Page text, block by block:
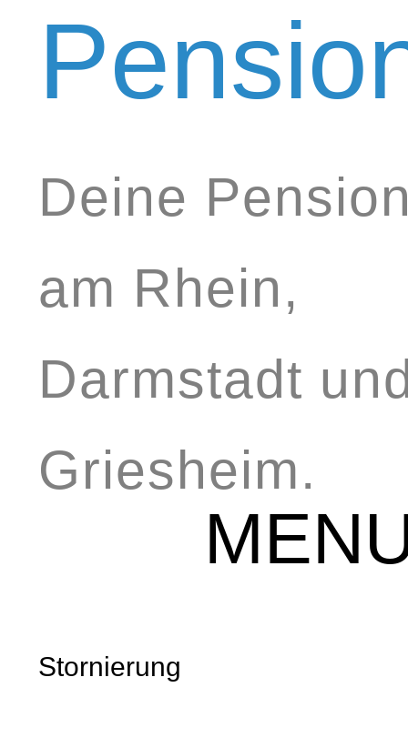
Deine
am Rhein,
Darmstadt
Griesheim.
Stornierung